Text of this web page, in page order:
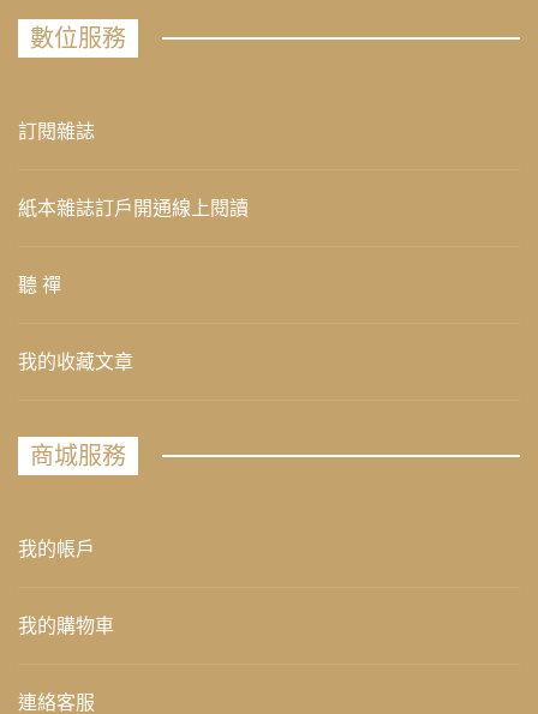
數位服務
訂閱雜誌
紙本雜誌訂戶開通線上閱讀
聽 禪
我的收藏文章
商城服務
我的帳戶
我的購物車
連絡客服